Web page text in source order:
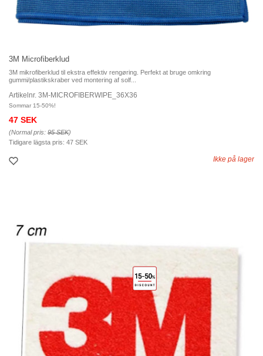
3M Microfiberklud
3M mikrofiberklud til ekstra effektiv rengøring. Perfekt at bruge omkring
gummi/plastikskraber ved montering af solf...
Artikelnr. 3M-MICROFIBERWIPE_36X36
Sommar 15-50%!
47 SEK
(Normal pris: 95 SEK)
Tidigare lägsta pris: 47 SEK
Ikke på lager